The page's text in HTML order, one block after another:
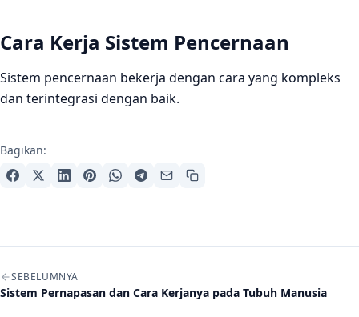
Cara Kerja Sistem Pencernaan
Sistem pencernaan bekerja dengan cara yang kompleks
dan terintegrasi dengan baik.
Bagikan:
Navigasi artikel
SEBELUMNYA
Sistem Pernapasan dan Cara Kerjanya pada Tubuh Manusia